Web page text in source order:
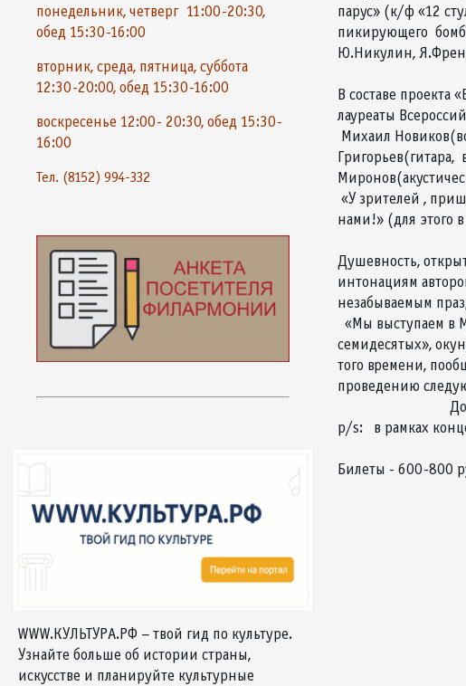
понедельник, четверг 11:00-20:30,
обед 15:30-16:00
вторник, среда, пятница, суббота
12:30-20:00, обед 15:30-16:00
воскресенье 12:00- 20:30, обед 15:30-
16:00
Тел. (8152) 994-332
WWW.КУЛЬТУРА.РФ – твой гид по культуре.
Узнайте больше об истории страны,
искусстве и планируйте культурные
парус» (к/ф «12
пикирующего
Ю.Никулин,
В составе проекта
лауреаты
Михаил
«У зрителей ,
нами!» (для этого
Душевность,
интонациям
незабываемым
«Мы выступаем в
семидесятых»,
того времени,
проведению
До
p/s: в рамках
Билеты - 600-800